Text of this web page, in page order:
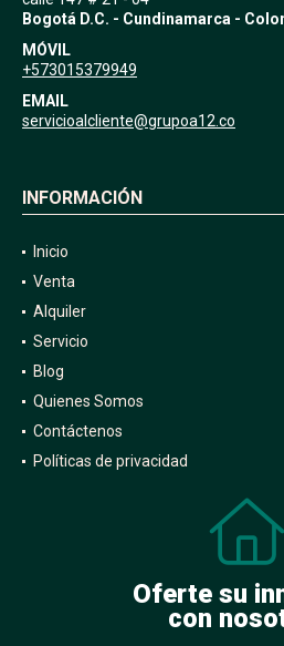
Bogotá D.C. - Cundinamarca -
MÓVIL
+573015379949
EMAIL
servicioalcliente@grupoa12.co
INFORMACIÓN
Inicio
Venta
Alquiler
Servicio
Blog
Quienes Somos
Contáctenos
Políticas de privacidad
Oferte su
con